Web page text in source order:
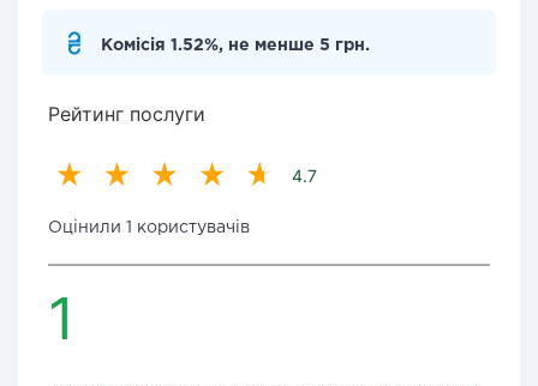
Комісія 1.52%, не менше 5 грн.
Рейтинг послуги
4.7
Оцінили 1 користувачів
1